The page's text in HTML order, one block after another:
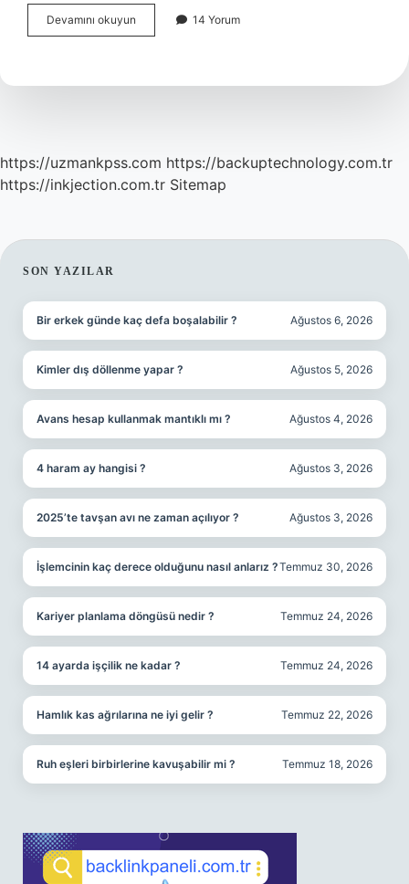
Devamını okuyun Sporcular
Neden
14 Yorum
https://uzmankpss.com https://backuptechnology.com.tr
https://inkjection.com.tr Sitemap
SIDEBAR
SON YAZILAR
Bir erkek günde kaç defa boşalabilir ? Ağustos 6, 2026
Kimler dış döllenme yapar ? Ağustos 5, 2026
Avans hesap kullanmak mantıklı mı ? Ağustos 4, 2026
4 haram ay hangisi ? Ağustos 3, 2026
2025’te tavşan avı ne zaman açılıyor ? Ağustos 3, 2026
İşlemcinin kaç derece olduğunu nasıl anlarız ?Temmuz 30, 2026
Kariyer planlama döngüsü nedir ? Temmuz 24, 2026
14 ayarda işçilik ne kadar ? Temmuz 24, 2026
Hamlık kas ağrılarına ne iyi gelir ? Temmuz 22, 2026
Ruh eşleri birbirlerine kavuşabilir mi ? Temmuz 18, 2026